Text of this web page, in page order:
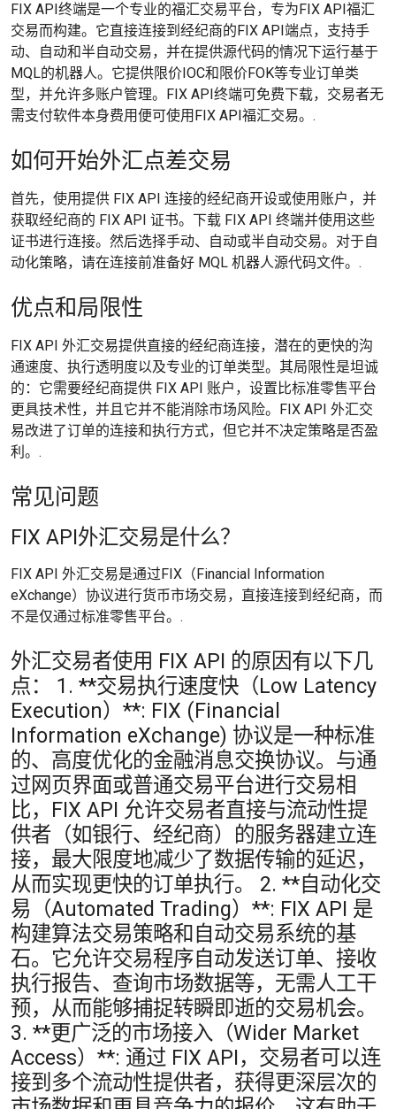
FIX API终端是一个专业的福汇交易平台，专为FIX API福汇
交易而构建。它直接连接到经纪商的FIX API端点，支持手
动、自动和半自动交易，并在提供源代码的情况下运行基于
MQL的机器人。它提供限价IOC和限价FOK等专业订单类
型，并允许多账户管理。FIX API终端可免费下载，交易者无
需支付软件本身费用便可使用FIX API福汇交易。.
如何开始外汇点差交易
首先，使用提供 FIX API 连接的经纪商开设或使用账户，并
获取经纪商的 FIX API 证书。下载 FIX API 终端并使用这些
证书进行连接。然后选择手动、自动或半自动交易。对于自
动化策略，请在连接前准备好 MQL 机器人源代码文件。.
优点和局限性
FIX API 外汇交易提供直接的经纪商连接，潜在的更快的沟
通速度、执行透明度以及专业的订单类型。其局限性是坦诚
的：它需要经纪商提供 FIX API 账户，设置比标准零售平台
更具技术性，并且它并不能消除市场风险。FIX API 外汇交
易改进了订单的连接和执行方式，但它并不决定策略是否盈
利。.
常见问题
FIX API外汇交易是什么？
FIX API 外汇交易是通过FIX（Financial Information
eXchange）协议进行货币市场交易，直接连接到经纪商，而
不是仅通过标准零售平台。.
外汇交易者使用 FIX API 的原因有以下几
点： 1. **交易执行速度快（Low Latency
Execution）**: FIX (Financial
Information eXchange) 协议是一种标准
的、高度优化的金融消息交换协议。与通
过网页界面或普通交易平台进行交易相
比，FIX API 允许交易者直接与流动性提
供者（如银行、经纪商）的服务器建立连
接，最大限度地减少了数据传输的延迟，
从而实现更快的订单执行。 2. **自动化交
易（Automated Trading）**: FIX API 是
构建算法交易策略和自动交易系统的基
石。它允许交易程序自动发送订单、接收
执行报告、查询市场数据等，无需人工干
预，从而能够捕捉转瞬即逝的交易机会。
3. **更广泛的市场接入（Wider Market
Access）**: 通过 FIX API，交易者可以连
接到多个流动性提供者，获得更深层次的